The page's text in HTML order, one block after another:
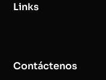
Links
Contáctenos